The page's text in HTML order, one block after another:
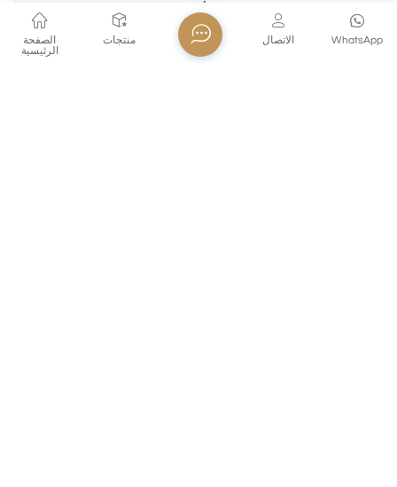
أدوات شرب من زجاج البورسليكات
أكواب زجاجية صديقة للبيئة شركة Xinghuo للزجاج
الصفحة
الرئيسية
منتجات WhatsApp الاتصال